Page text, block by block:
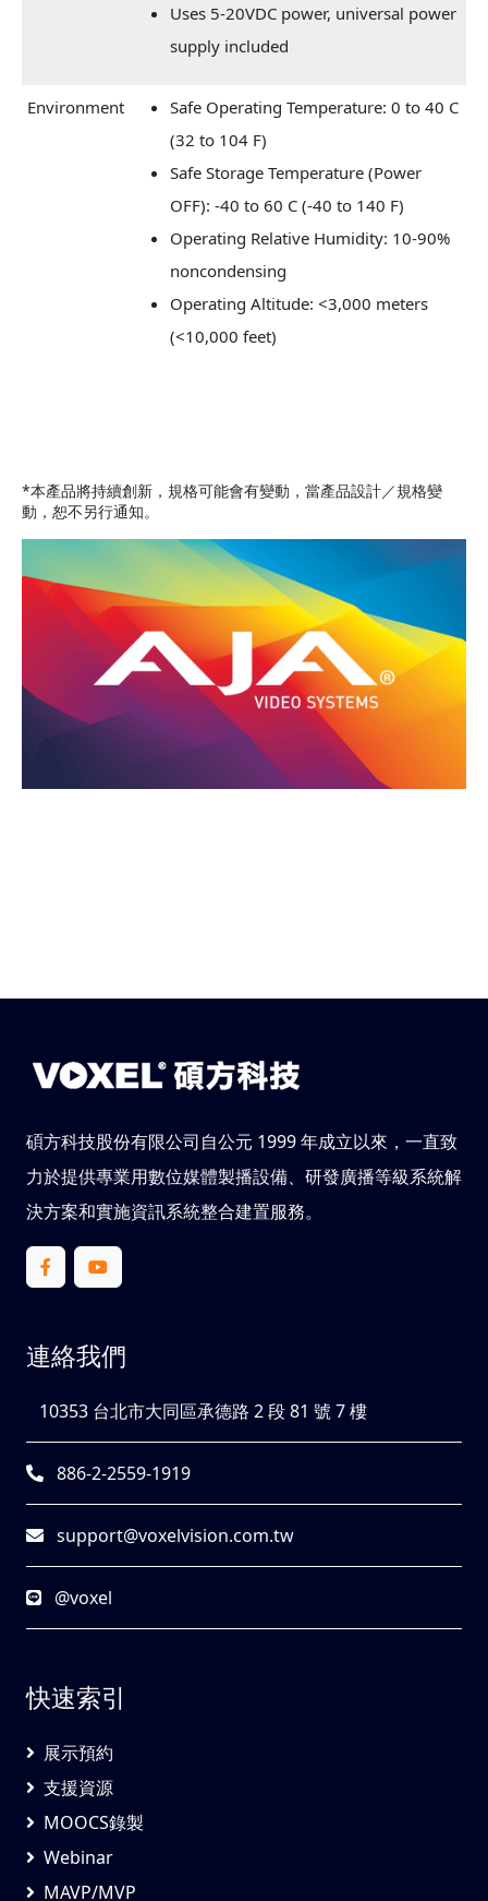
Uses 5-20VDC power, universal power
supply included
Environment
Safe Operating Temperature: 0 to 40 C
(32 to 104 F)
Safe Storage Temperature (Power
OFF): -40 to 60 C (-40 to 140 F)
Operating Relative Humidity: 10-90%
noncondensing
Operating Altitude: <3,000 meters
(<10,000 feet)
*本產品將持續創新，規格可能會有變動，當產品設計／規格變
動，恕不另行通知。
碩方科技股份有限公司自公元 1999 年成立以來，一直致
力於提供專業用數位媒體製播設備、研發廣播等級系統解
決方案和實施資訊系統整合建置服務。
連絡我們
10353 台北市大同區承德路 2 段 81 號 7 樓
886-2-2559-1919
support@voxelvision.com.tw
@voxel
快速索引
展示預約
支援資源
MOOCS錄製
Webinar
MAVP/MVP